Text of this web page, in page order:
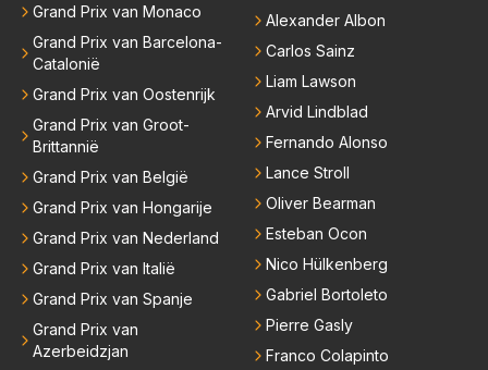
Grand Prix van Monaco
Grand Prix van Barcelona-
Catalonië
Grand Prix van Oostenrijk
Grand Prix van Groot-
Brittannië
Grand Prix van België
Grand Prix van Hongarije
Grand Prix van Nederland
Grand Prix van Italië
Grand Prix van Spanje
Grand Prix van
Azerbeidzjan
Alexander Albon
Carlos Sainz
Liam Lawson
Arvid Lindblad
Fernando Alonso
Lance Stroll
Oliver Bearman
Esteban Ocon
Nico Hülkenberg
Gabriel Bortoleto
Pierre Gasly
Franco Colapinto